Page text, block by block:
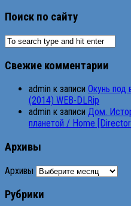
Поиск по сайту
Свежие комментарии
admin к записи Окунь под
(2014) WEB-DLRip
admin к записи Дом.
планетой / Home
Архивы
Архивы
Рубрики